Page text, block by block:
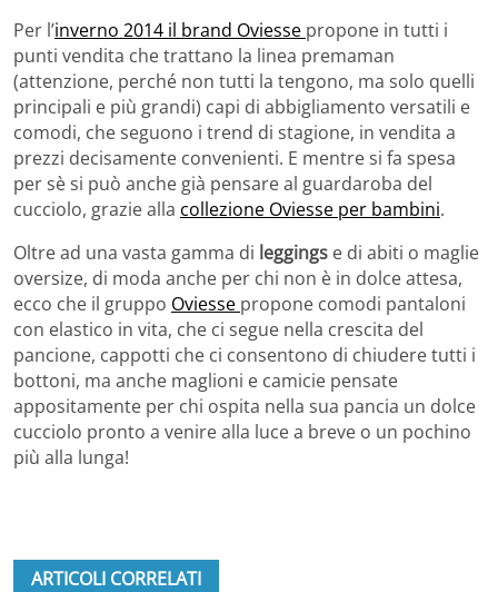
Per l’inverno 2014 il brand Oviesse propone in tutti i
punti vendita che trattano la linea premaman
(attenzione, perché non tutti la tengono, ma solo quelli
principali e più grandi) capi di abbigliamento versatili e
comodi, che seguono i trend di stagione, in vendita a
prezzi decisamente convenienti. E mentre si fa spesa
per sè si può anche già pensare al guardaroba del
cucciolo, grazie alla collezione Oviesse per bambini.
Oltre ad una vasta gamma di leggings e di abiti o maglie
oversize, di moda anche per chi non è in dolce attesa,
ecco che il gruppo Oviesse propone comodi pantaloni
con elastico in vita, che ci segue nella crescita del
pancione, cappotti che ci consentono di chiudere tutti i
bottoni, ma anche maglioni e camicie pensate
appositamente per chi ospita nella sua pancia un dolce
cucciolo pronto a venire alla luce a breve o un pochino
più alla lunga!
ARTICOLI CORRELATI